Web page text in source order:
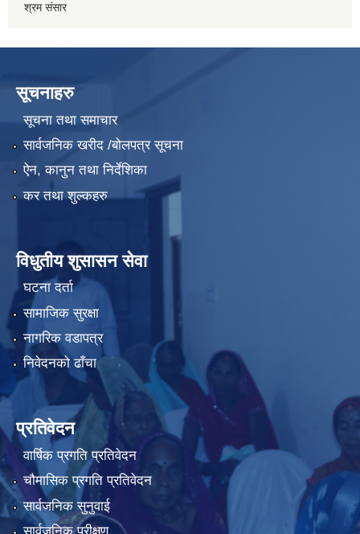
श्रम संसार
सूचनाहरु
सूचना तथा समाचार
सार्वजनिक खरीद /बोलपत्र सूचना
ऐन, कानुन तथा निर्देशिका
कर तथा शुल्कहरु
विधुतीय शुसासन सेवा
घटना दर्ता
सामाजिक सुरक्षा
नागरिक वडापत्र
निवेदनको ढाँचा
प्रतिवेदन
वार्षिक प्रगति प्रतिवेदन
चौमासिक प्रगति प्रतिवेदन
सार्वजनिक सुनुवाई